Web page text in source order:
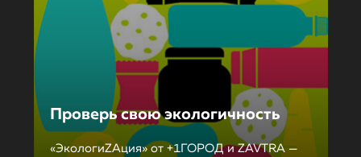
Проверь свою экологичность
«ЭкологиZAция» от +1ГОРОД и ZAVTRA —